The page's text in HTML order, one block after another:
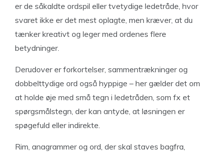
er de såkaldte ordspil eller tvetydige ledetråde, hvor
svaret ikke er det mest oplagte, men kræver, at du
tænker kreativt og leger med ordenes flere
betydninger.
Derudover er forkortelser, sammentrækninger og
dobbelttydige ord også hyppige – her gælder det om
at holde øje med små tegn i ledetråden, som fx et
spørgsmålstegn, der kan antyde, at løsningen er
spøgefuld eller indirekte.
Rim, anagrammer og ord, der skal staves bagfra,